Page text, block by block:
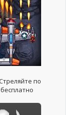
по